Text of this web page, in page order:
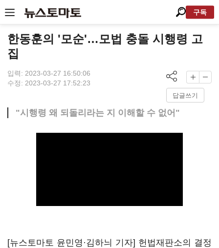
구독
한동훈의 '모순'…모법 충돌 시행령 고
집
입력: 2023-03-27 16:50:06
수정: 2023-03-27 17:52:23
답글쓰기
"시행령 왜 되돌리라는 지 이해할 수 없어"
[뉴스토마토 윤민영·김하늬 기자] 헌법재판소의 결정